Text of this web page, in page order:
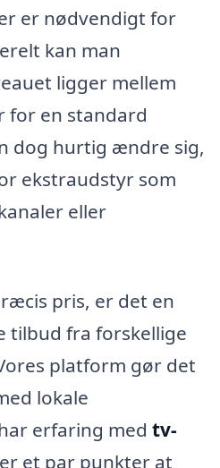
er nødvendigt for
kan man
ligger mellem
for en standard
dog hurtig ændre sig,
ekstraudstyr som
eller
pris, er det en
tilbud fra forskellige
platform gør det
lokale
erfaring med tv-
et par punkter at